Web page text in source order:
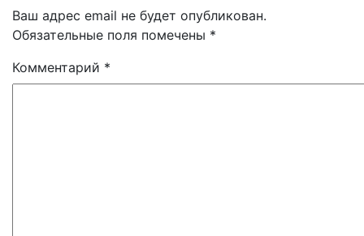
Ваш адрес email не будет опубликован.
Обязательные поля помечены *
Комментарий *